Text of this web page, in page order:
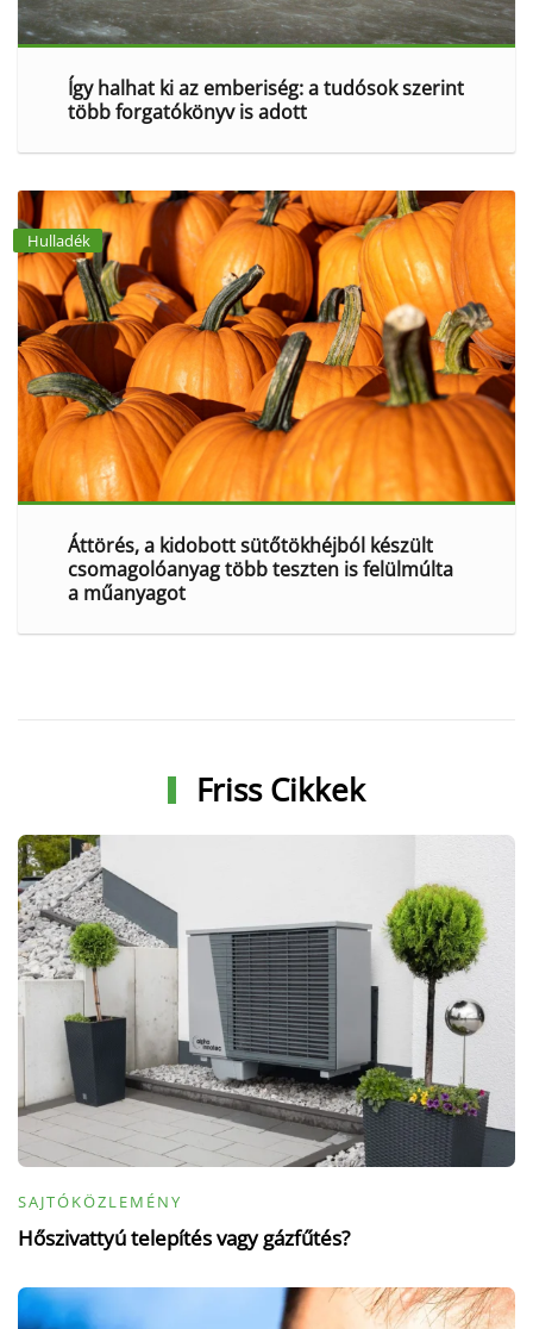
Így halhat ki az emberiség: a tudósok szerint
több forgatókönyv is adott
Hulladék
Áttörés, a kidobott sütőtökhéjból készült
csomagolóanyag több teszten is felülmúlta
a műanyagot
Friss Cikkek
SAJTÓKÖZLEMÉNY
Hőszivattyú telepítés vagy gázfűtés?